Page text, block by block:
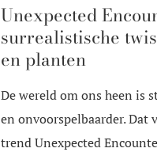
Unexpected
surrealistische
en planten
De wereld om ons heen is
en onvoorspelbaarder. Dat
trend Unexpected